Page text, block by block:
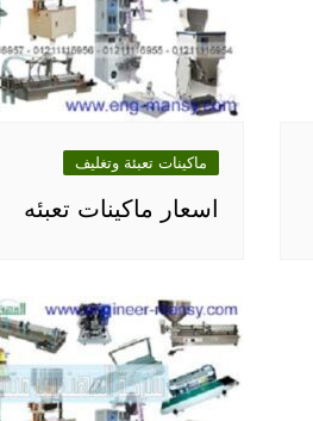
ماكينات تعبئة وتغليف
اسعار ماكينات تعبئه